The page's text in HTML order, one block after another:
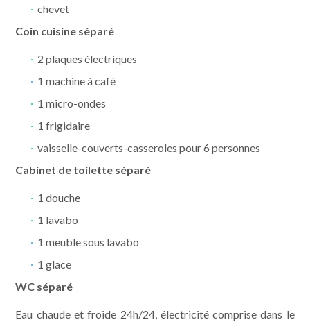
chevet
Coin cuisine séparé
2 plaques électriques
1 machine à café
1 micro-ondes
1 frigidaire
vaisselle-couverts-casseroles pour 6 personnes
Cabinet de toilette séparé
1 douche
1 lavabo
1 meuble sous lavabo
1 glace
WC séparé
Eau chaude et froide 24h/24, électricité comprise dans le